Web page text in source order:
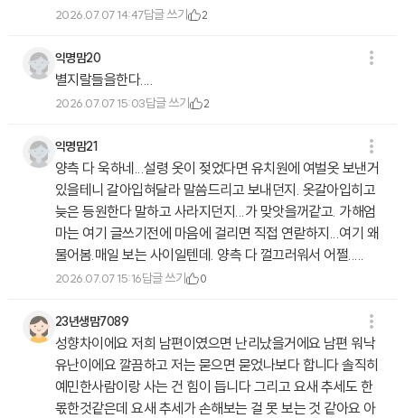
2026.07.07 14:47답글 쓰기 2
익명맘20
별지랄들을한다....
2026.07.07 15:03답글 쓰기 2
익명맘21
양측 다 욱하네...설령 옷이 젖었다면 유치원에 여벌옷 보낸거
있을테니 갈아입혀달라 말씀드리고 보내던지. 옷갈아입히고
늦은 등원한다 말하고 사라지던지...가 맞앗을꺼같고. 가해엄
마는 여기 글쓰기전에 마음에 걸리면 직접 연랃하지...여기 왜
물어봄.매일 보는 사이일텐데. 양측 다 껄끄러워서 어쩔.....
2026.07.07 15:16답글 쓰기 0
23년생맘7089
성향차이에요 저희 남편이였으면 난리났을거에요 남편 워낙
유난이에요 깔끔하고 저는 묻으면 묻었나보다 합니다 솔직히
예민한사람이랑 사는 건 힘이 듭니다 그리고 요새 추세도 한
몫한것같은데 요새 추세가 손해보는 걸 못 보는 것 같아요 아